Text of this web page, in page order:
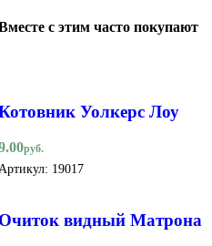
с этим часто покупают
Уолкерс Лоу
руб.
19017
видный Матрона